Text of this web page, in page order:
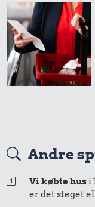
Andre
Vi købte husi
er det steget